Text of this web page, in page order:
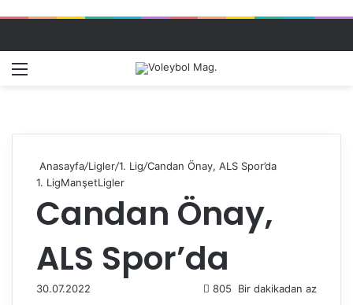
Anasayfa/Ligler/1. Lig/Candan Önay, ALS Spor’da
1. LigManşetLigler
Candan Önay,
ALS Spor’da
30.07.2022 805 Bir dakikadan az